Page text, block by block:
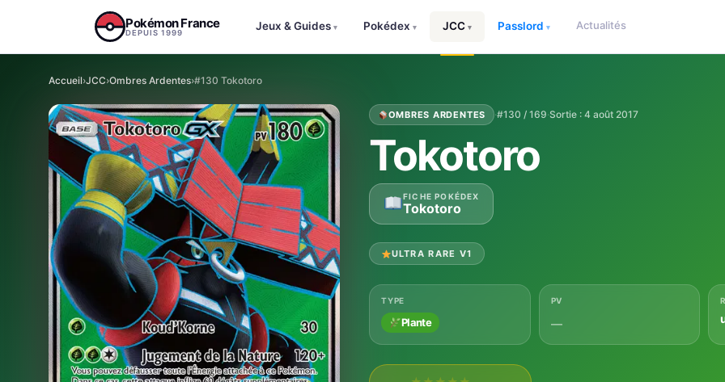
Pokémon France
DEPUIS 1999
Jeux & Guides ▾ Pokédex ▾ JCC ▾ Passlord ▾ Actualités
Accueil›JCC›Ombres Ardentes›#130 Tokotoro
OMBRES ARDENTES ·#130 / 169·Sortie : 4 août 2017
Tokotoro
FICHE POKÉDEX
Tokotoro
ULTRA RARE V1
TYPE
Plante
PV
—